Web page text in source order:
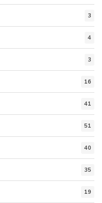
3
4
3
16
41
51
40
35
19